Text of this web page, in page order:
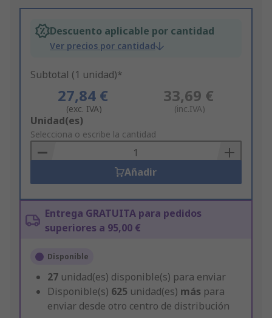
Descuento aplicable por cantidad
Ver precios por cantidad
Subtotal (1 unidad)*
27,84 €
(exc. IVA)
33,69 €
(inc.IVA)
Add
to
Basket
Unidad(es)
Selecciona o escribe la cantidad
Añadir
Entrega GRATUITA para pedidos
superiores a 95,00 €
Disponible
27 unidad(es) disponible(s) para enviar
Disponible(s) 625 unidad(es) más para
enviar desde otro centro de distribución